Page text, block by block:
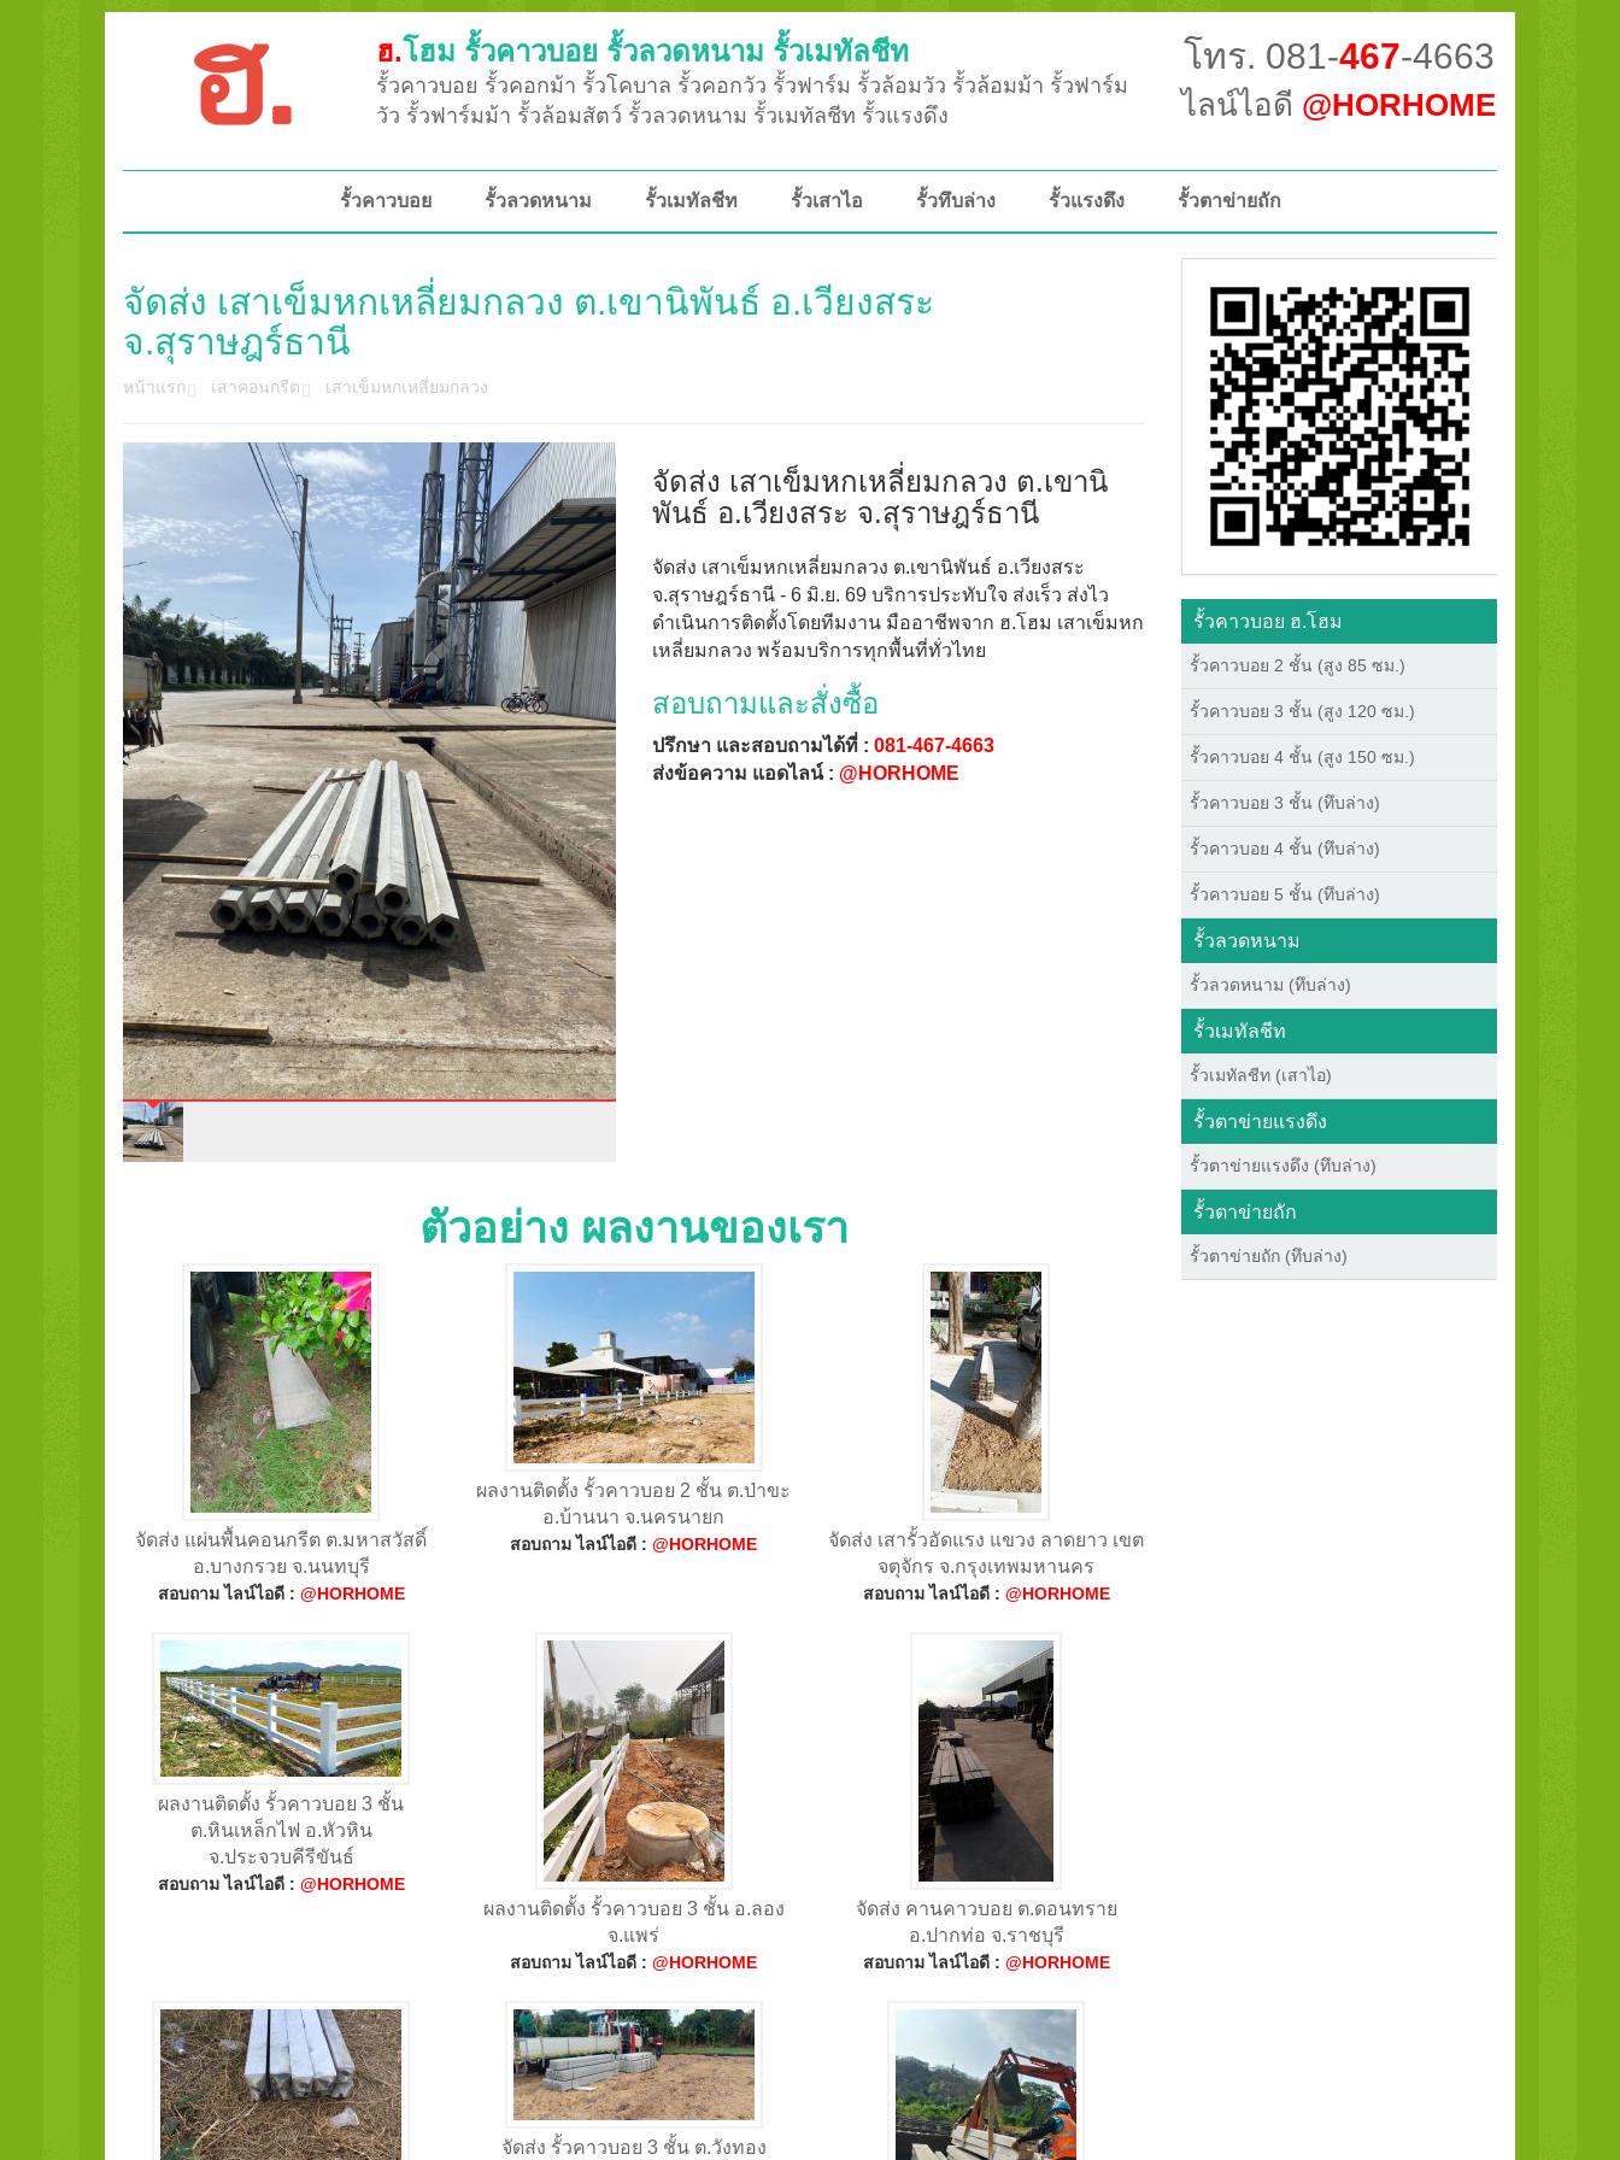
ฮ.โฮม รั้วคาวบอย รั้วลวดหนาม รั้วเมทัลชีท
รั้วคาวบอย รั้วคอกม้า รั้วโคบาล รั้วคอกวัว รั้วฟาร์ม รั้วล้อมวัว รั้วล้อมม้า รั้วฟาร์ม
วัว รั้วฟาร์มม้า รั้วล้อมสัตว์ รั้วลวดหนาม รั้วเมทัลชีท รั้วแรงดึง
โทร. 081-467-4663
ไลน์ไอดี @HORHOME
รั้วคาวบอย รั้วลวดหนาม รั้วเมทัลชีท รั้วเสาไอ รั้วทึบล่าง รั้วแรงดึง รั้วตาข่ายถัก
จัดส่ง เสาเข็มหกเหลี่ยมกลวง ต.เขานิพันธ์ อ.เวียงสระ
จ.สุราษฎร์ธานี
หน้าแรก เสาคอนกรีต เสาเข็มหกเหลี่ยมกลวง
จัดส่ง เสาเข็มหกเหลี่ยมกลวง ต.เขานิ
พันธ์ อ.เวียงสระ จ.สุราษฎร์ธานี
จัดส่ง เสาเข็มหกเหลี่ยมกลวง ต.เขานิพันธ์ อ.เวียงสระ
จ.สุราษฎร์ธานี - 6 มิ.ย. 69 บริการประทับใจ ส่งเร็ว ส่งไว
ดำเนินการติดตั้งโดยทีมงาน มืออาชีพจาก ฮ.โฮม เสาเข็มหก
เหลี่ยมกลวง พร้อมบริการทุกพื้นที่ทั่วไทย
สอบถามและสั่งซื้อ
ปรึกษา และสอบถามได้ที่ : 081-467-4663
ส่งข้อความ แอดไลน์ : @HORHOME
ตัวอย่าง ผลงานของเรา
จัดส่ง แผ่นพื้นคอนกรีต ต.มหาสวัสดิ์
อ.บางกรวย จ.นนทบุรี
สอบถาม ไลน์ไอดี : @HORHOME
ผลงานติดตั้ง รั้วคาวบอย 2 ชั้น ต.ป่าขะ
อ.บ้านนา จ.นครนายก
สอบถาม ไลน์ไอดี :@HORHOME
จัดส่ง เสารั้วอัดแรง แขวง ลาดยาว เขต
จตุจักร จ.กรุงเทพมหานคร
สอบถาม ไลน์ไอดี : @HORHOME
ผลงานติดตั้ง รั้วคาวบอย 3 ชั้น
ต.หินเหล็กไฟ อ.หัวหิน
จ.ประจวบคีรีขันธ์
สอบถาม ไลน์ไอดี : @HORHOME
ผลงานติดตั้ง รั้วคาวบอย 3 ชั้น อ.ลอง
จ.แพร่
สอบถาม ไลน์ไอดี :@HORHOME
จัดส่ง คานคาวบอย ต.ดอนทราย
อ.ปากท่อ จ.ราชบุรี
สอบถาม ไลน์ไอดี : @HORHOME
จัดส่ง รั้วคาวบอย 3 ชั้น ต.วังทอง
รั้วคาวบอย ฮ.โฮม
รั้วคาวบอย 2 ชั้น (สูง 85 ซม.)
รั้วคาวบอย 3 ชั้น (สูง 120 ซม.)
รั้วคาวบอย 4 ชั้น (สูง 150 ซม.)
รั้วคาวบอย 3 ชั้น (ทึบล่าง)
รั้วคาวบอย 4 ชั้น (ทึบล่าง)
รั้วคาวบอย 5 ชั้น (ทึบล่าง)
รั้วลวดหนาม
รั้วลวดหนาม (ทึบล่าง)
รั้วเมทัลชีท
รั้วเมทัลชีท (เสาไอ)
รั้วตาข่ายแรงดึง
รั้วตาข่ายแรงดึง (ทึบล่าง)
รั้วตาข่ายถัก
รั้วตาข่ายถัก (ทึบล่าง)